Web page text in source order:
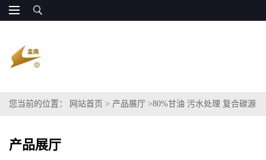
您当前的位置： 网站首页 > 产品展厅 >80%甘油 污水处理 复合碳源
产品展厅